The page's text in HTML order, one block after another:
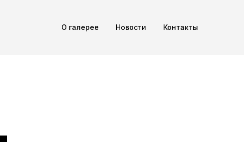
О галерее Новости Контакты